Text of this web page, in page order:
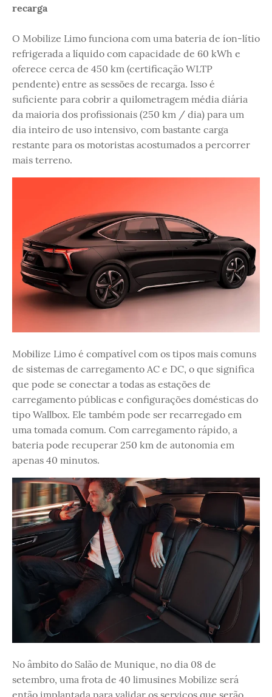
recarga
O Mobilize Limo funciona com uma bateria de íon-lítio
refrigerada a líquido com capacidade de 60 kWh e
oferece cerca de 450 km (certificação WLTP
pendente) entre as sessões de recarga. Isso é
suficiente para cobrir a quilometragem média diária
da maioria dos profissionais (250 km / dia) para um
dia inteiro de uso intensivo, com bastante carga
restante para os motoristas acostumados a percorrer
mais terreno.
Mobilize Limo é compatível com os tipos mais comuns
de sistemas de carregamento AC e DC, o que significa
que pode se conectar a todas as estações de
carregamento públicas e configurações domésticas do
tipo Wallbox. Ele também pode ser recarregado em
uma tomada comum. Com carregamento rápido, a
bateria pode recuperar 250 km de autonomia em
apenas 40 minutos.
No âmbito do Salão de Munique, no dia 08 de
setembro, uma frota de 40 limusines Mobilize será
então implantada para validar os serviços que serão